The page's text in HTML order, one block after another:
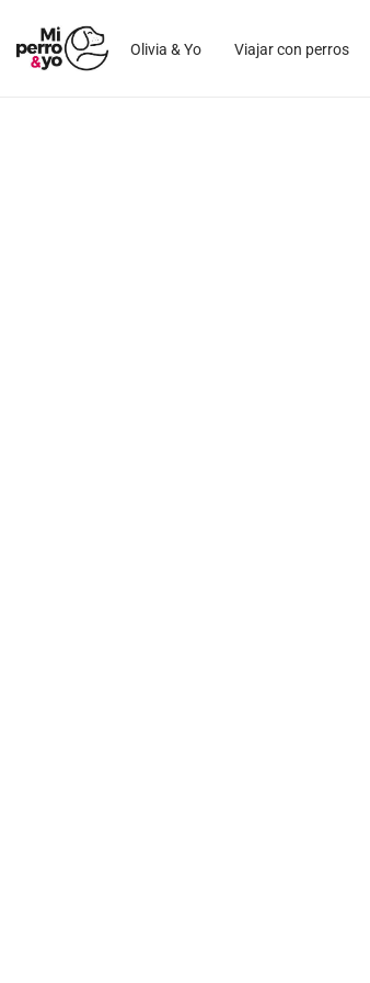
Olivia & Yo Viajar con perros